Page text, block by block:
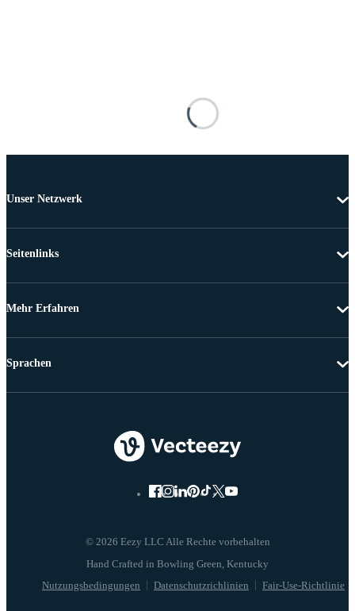
Unser Netzwerk
Seitenlinks
Mehr Erfahren
© 2026 Eezy LLC Alle Rechte vorbehalten
Nutzungsbedingungen Datenschutzrichlinien Fair-Use-Richtlinie
Sprachen